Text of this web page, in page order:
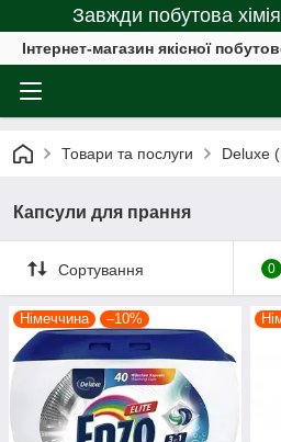
Завжди побутова хімія
Інтернет-магазин якісної
Товари та послуги Deluxe
Капсули для прання
Сортування 0
Німеччина –10%